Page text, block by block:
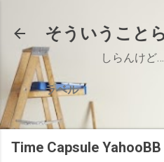
そういうこと
しらんけど…
ラベル
Time Capsule